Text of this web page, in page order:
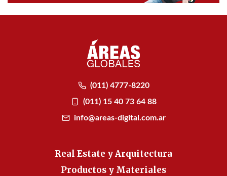
(011) 4777-8220
(011) 15 40 73 64 88
info@areas-digital.com.ar
Real Estate y Arquitectura
Productos y Materiales